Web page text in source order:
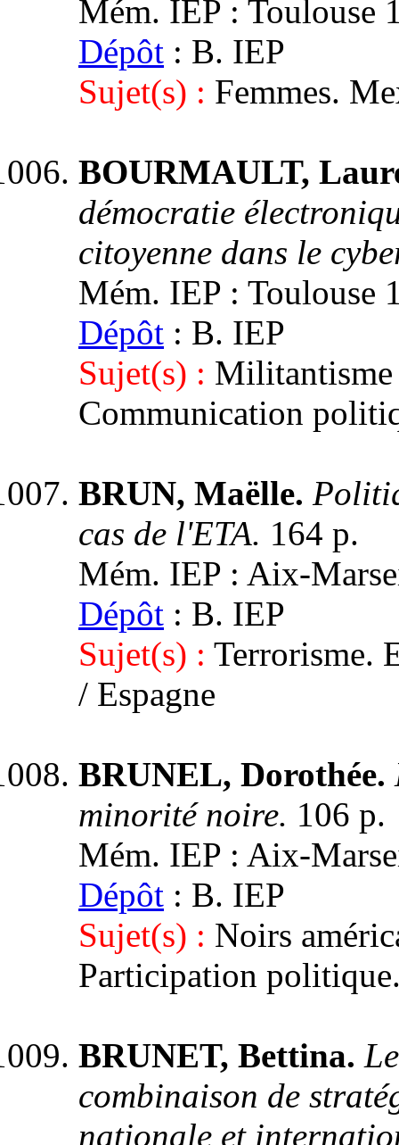
Mém. IEP : Toulouse
Dépôt : B. IEP
Sujet(s) : Femmes.
BOURMAULT,
démocratie
citoyenne dans le
Mém. IEP : Toulouse
Dépôt : B. IEP
Sujet(s) : Militantisme
Communication
BRUN, Maëlle.
cas de l'ETA. 164 p.
Mém. IEP : Aix-
Dépôt : B. IEP
Sujet(s) : Terrorisme.
/ Espagne
BRUNEL, Dorothée.
minorité noire. 106 p.
Mém. IEP : Aix-
Dépôt : B. IEP
Sujet(s) : Noirs
Participation
BRUNET, Bettina.
combinaison de
nationale et